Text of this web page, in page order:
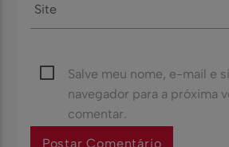
Salve meu nome, e-mail e
navegador para a próxima
comentar.